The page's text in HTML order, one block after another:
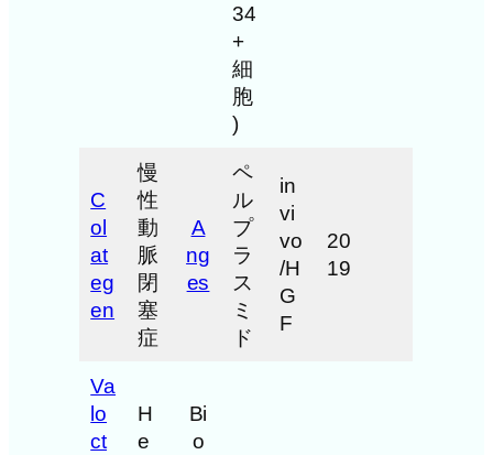
34
+
細
胞
)
C
ol
at
eg
en
慢
性
動
脈
閉
塞
症
A
ng
es
ペ
ル
プ
ラ
ス
ミ
ド
in
vi
vo
/H
G
F
20
19
Va
lo
ct
H
e
Bi
o